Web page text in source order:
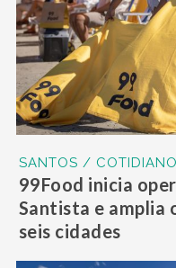
SANTOS / COTIDIANO
99Food inicia
Santista e amplia
seis cidades